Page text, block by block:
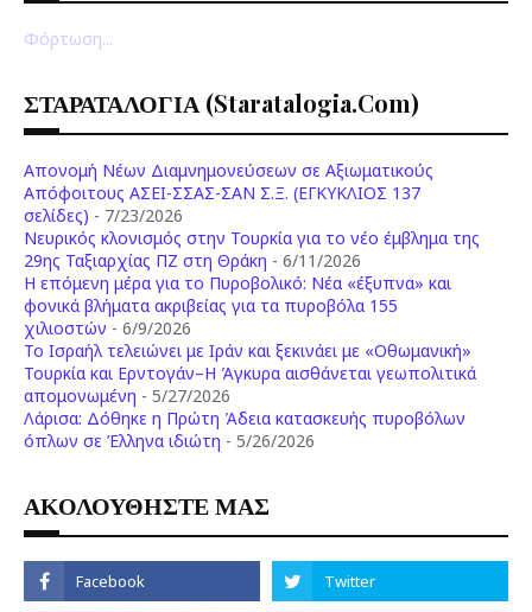
Φόρτωση...
ΣΤΑΡΑΤΑΛΟΓΙΑ (staratalogia.com)
Απονομή Νέων Διαμνημονεύσεων σε Αξιωματικούς
Απόφοιτους ΑΣΕΙ-ΣΣΑΣ-ΣΑΝ Σ.Ξ. (ΕΓΚΥΚΛΙΟΣ 137
σελίδες) - 7/23/2026
Νευρικός κλονισμός στην Τουρκία για το νέο έμβλημα της
29ης Ταξιαρχίας ΠΖ στη Θράκη - 6/11/2026
Η επόμενη μέρα για το Πυροβολικό: Νέα «έξυπνα» και
φονικά βλήματα ακριβείας για τα πυροβόλα 155
χιλιοστών - 6/9/2026
Το Ισραήλ τελειώνει με Ιράν και ξεκινάει με «Οθωμανική»
Τουρκία και Ερντογάν–Η Άγκυρα αισθάνεται γεωπολιτικά
απομονωμένη - 5/27/2026
Λάρισα: Δόθηκε η Πρώτη Άδεια κατασκευής πυροβόλων
όπλων σε Έλληνα ιδιώτη - 5/26/2026
ΑΚΟΛΟΥΘΗΣΤΕ ΜΑΣ